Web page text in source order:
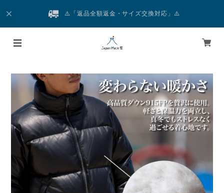
⚠️「返品全額返金・サイズ交換対応」⚠️